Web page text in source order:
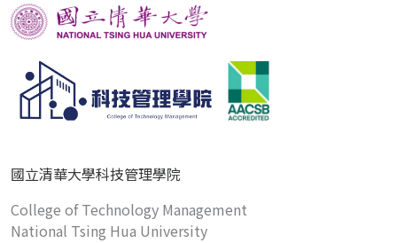
國立清華大學科技管理學院
College of Technology Management
National Tsing Hua University